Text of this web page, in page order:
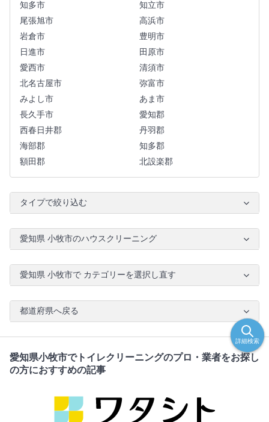
知多市
知立市
尾張旭市
高浜市
岩倉市
豊明市
日進市
田原市
愛西市
清須市
北名古屋市
弥富市
みよし市
あま市
長久手市
愛知郡
西春日井郡
丹羽郡
海部郡
知多郡
額田郡
北設楽郡
タイプで絞り込む
愛知県 小牧市のハウスクリーニング
愛知県 小牧市で カテゴリーを選択し直す
都道府県へ戻る
愛知県小牧市でトイレクリーニングのプロ・業者をお探し
の方におすすめの記事
詳細検索